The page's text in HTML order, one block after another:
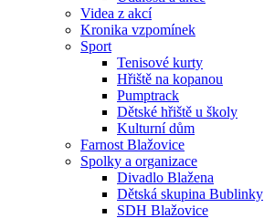
Videa z akcí
Kronika vzpomínek
Sport
Tenisové kurty
Hřiště na kopanou
Pumptrack
Dětské hřiště u školy
Kulturní dům
Farnost Blažovice
Spolky a organizace
Divadlo Blažena
Dětská skupina Bublinky
SDH Blažovice